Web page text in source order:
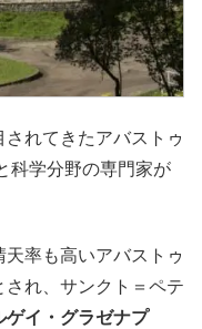
れてきたアバストゥ
科学分野の専門家が
率も高いアバストゥ
れ、サンクト＝ペテ
ゲイ・グラゼナプ